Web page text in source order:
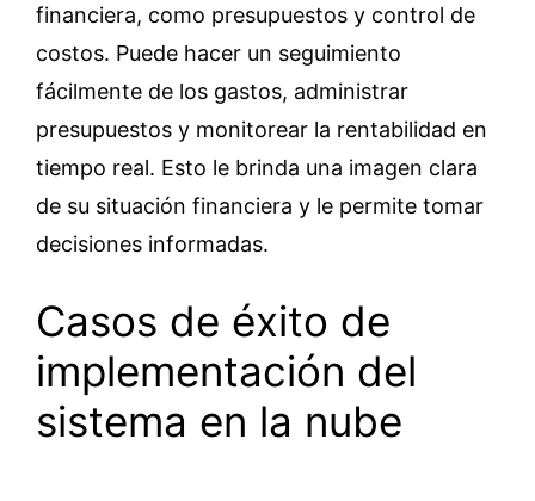
financiera, como presupuestos y control de
costos. Puede hacer un seguimiento
fácilmente de los gastos, administrar
presupuestos y monitorear la rentabilidad en
tiempo real. Esto le brinda una imagen clara
de su situación financiera y le permite tomar
decisiones informadas.
Casos de éxito de
implementación del
sistema en la nube